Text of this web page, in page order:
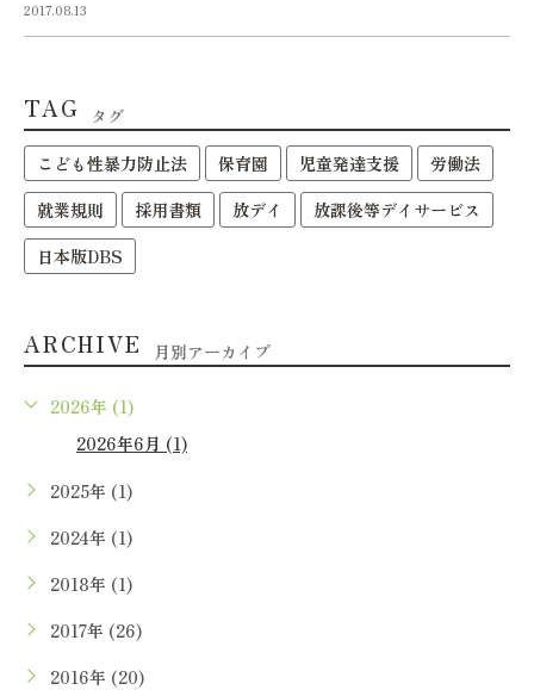
2017.08.13
TAG タグ
こども性暴力防止法 保育園 児童発達支援
労働法
就業規則
採用書類 放デイ
放課後等デイサービス
日本版DBS
ARCHIVE 月別アーカイブ
2026年 (1)
2026年6月 (1)
2025年 (1)
2024年 (1)
2018年 (1)
2017年 (26)
2016年 (20)